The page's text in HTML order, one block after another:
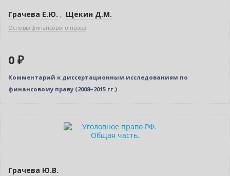
Грачева Е.Ю. , Щекин Д.М.
Основы финансового права
0 ₽
Комментарий к диссертационным исследованиям по
финансовому праву (2008–2015 гг.)
Грачева Ю.В.